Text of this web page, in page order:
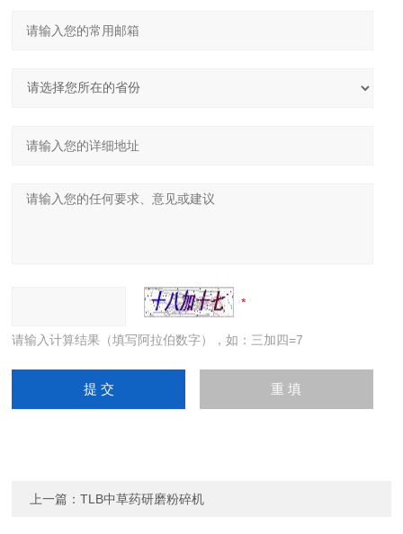
请输入计算结果（填写阿拉伯数字），如：三加四=7
上一篇：TLB中草药研磨粉碎机